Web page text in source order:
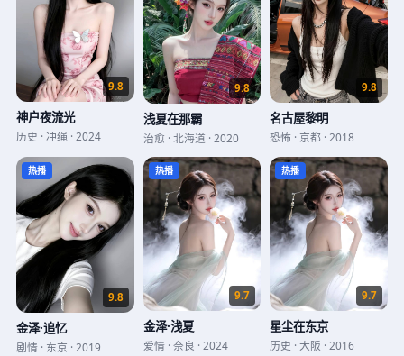
9.8
神户夜流光
历史 · 冲绳 · 2024
9.8
浅夏在那霸
治愈 ·北海道 · 2020
9.8
名古屋黎明
恐怖 ·京都 · 2018
热播
9.8
金泽·追忆
剧情· 东京 · 2019
热播
9.7
金泽·浅夏
爱情·奈良 · 2024
热播
9.7
星尘在东京
历史 ·大阪 · 2016